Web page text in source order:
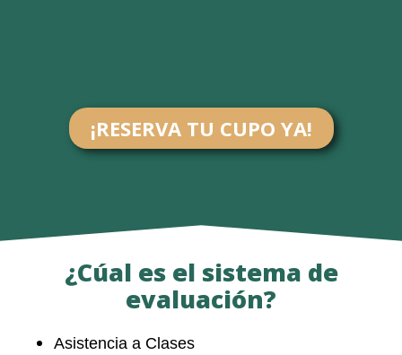
¡RESERVA TU CUPO YA!
¿Cúal es el sistema de
evaluación?
Asistencia a Clases